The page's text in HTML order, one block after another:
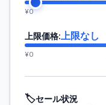
¥0
上限価格: 上限なし
¥0
🏷️セール状況